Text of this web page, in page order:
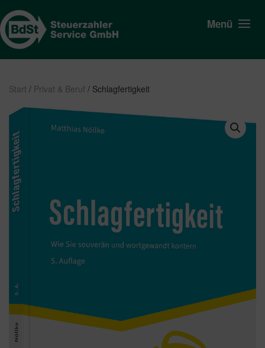
Menü
Start / Privat & Beruf / Schlagfertigkeit